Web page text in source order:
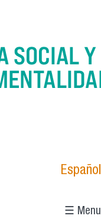
Español
☰ Menu